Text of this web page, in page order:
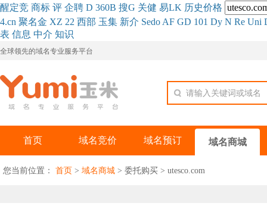
醒定竞 商标 评 企聘 D 360B 搜G 关健 易LK 历史价格
4.cn 聚名金 XZ 22 西部 玉集 新介 Sedo AF GD 101 Dy N Re Uni
表 信息 中介 知识